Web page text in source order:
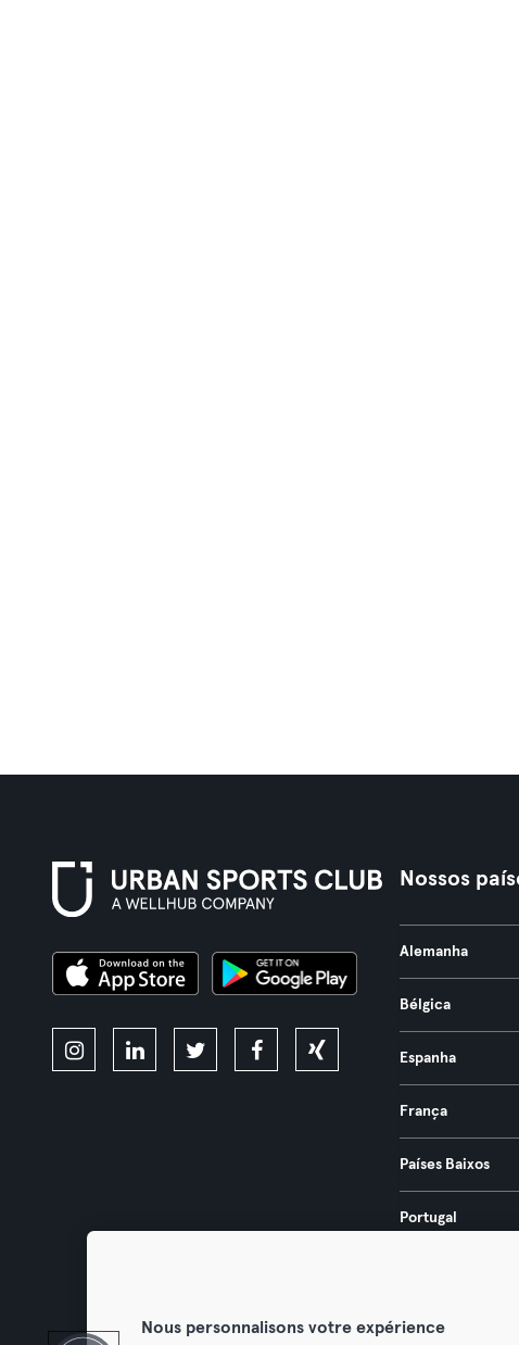
Nossos
Alemanha
Bélgica
Espanha
França
Países Baixos
Portugal
Nous personnalisons votre expérience